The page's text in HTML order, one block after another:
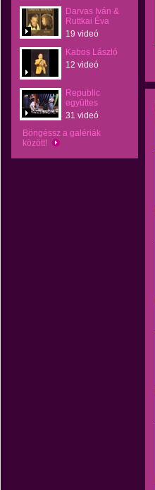
Darvas Iván &
Ruttkai Éva
19 videó
Kabos László
12 videó
Republic
együttes
31 videó
Böngéssz a galériák
között!